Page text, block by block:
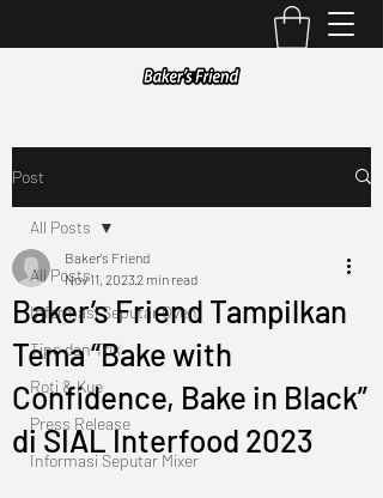
Post
All Posts
Informasi Seputar Oven
Tips dan Trik
Roti & Kue
Press Release
Informasi Seputar Mixer
All Posts
Baker’s Friend Tampilkan
Tema “Bake with
Confidence, Bake in Black”
di SIAL Interfood 2023
Baker's Friend
Nov 11, 20232 min read